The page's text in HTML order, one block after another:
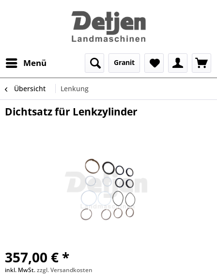
Menü Granit
Übersicht Lenkung
Dichtsatz für Lenkzylinder
357,00 € *
inkl. MwSt.zzgl. Versandkosten